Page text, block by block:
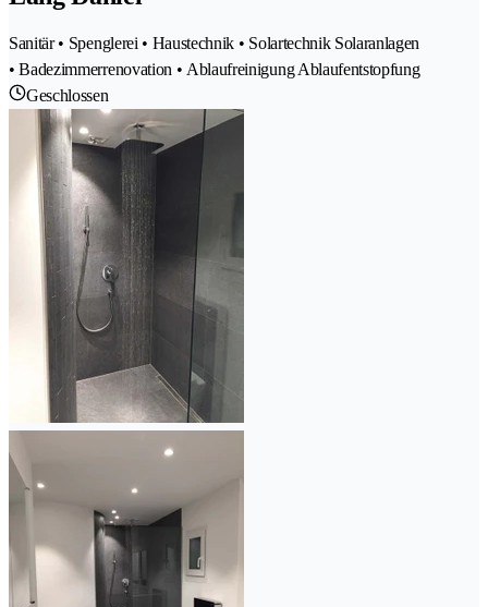
Sanitär • Spenglerei • Haustechnik • Solartechnik Solaranlagen
• Badezimmerrenovation • Ablaufreinigung Ablaufentstopfung
Geschlossen